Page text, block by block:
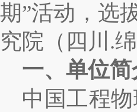
期”活动，选
究院（四川.
一、单位简
中国工程